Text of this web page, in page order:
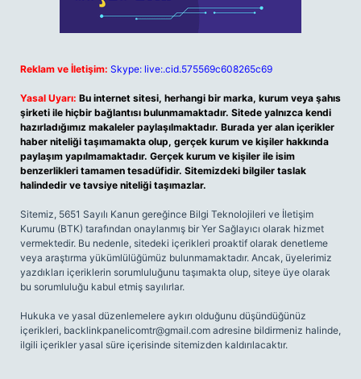
Reklam ve İletişim: Skype: live:.cid.575569c608265c69
Yasal Uyarı: Bu internet sitesi, herhangi bir marka, kurum veya şahıs
şirketi ile hiçbir bağlantısı bulunmamaktadır. Sitede yalnızca kendi
hazırladığımız makaleler paylaşılmaktadır. Burada yer alan içerikler
haber niteliği taşımamakta olup, gerçek kurum ve kişiler hakkında
paylaşım yapılmamaktadır. Gerçek kurum ve kişiler ile isim
benzerlikleri tamamen tesadüfidir. Sitemizdeki bilgiler taslak
halindedir ve tavsiye niteliği taşımazlar.
Sitemiz, 5651 Sayılı Kanun gereğince Bilgi Teknolojileri ve İletişim
Kurumu (BTK) tarafından onaylanmış bir Yer Sağlayıcı olarak hizmet
vermektedir. Bu nedenle, sitedeki içerikleri proaktif olarak denetleme
veya araştırma yükümlülüğümüz bulunmamaktadır. Ancak, üyelerimiz
yazdıkları içeriklerin sorumluluğunu taşımakta olup, siteye üye olarak
bu sorumluluğu kabul etmiş sayılırlar.
Hukuka ve yasal düzenlemelere aykırı olduğunu düşündüğünüz
içerikleri, backlinkpanelicomtr@gmail.com adresine bildirmeniz halinde,
ilgili içerikler yasal süre içerisinde sitemizden kaldırılacaktır.